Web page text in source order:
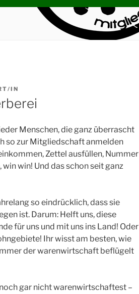
IN
Menschen, die ganz überrascht
so zur Mitgliedschaft anmelden
Zettel ausfüllen, Nummer
win! Und das schon seit ganz
so eindrücklich, dass sie
ist. Darum: Helft uns, diese
für uns und mit uns ins Land! Oder
Ihr wisst am besten, wie
der warenwirtschaft beflügelt
gar nicht warenwirtschaftest –